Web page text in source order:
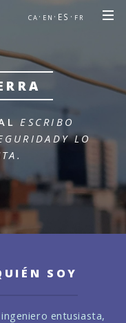
CA · EN ·ES· FR
ESCRIBO
Y LO
SOY
entusiasta,